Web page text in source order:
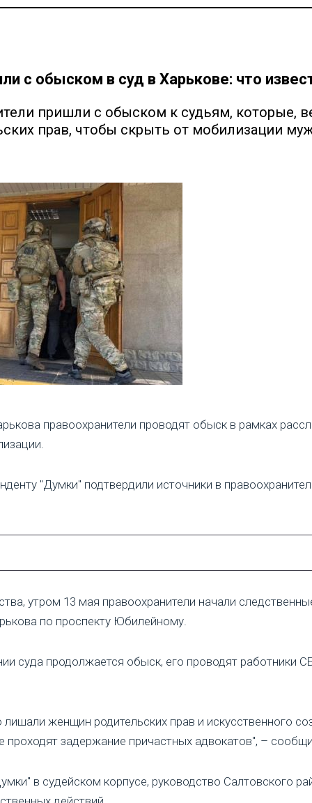
с обыском в суд в Харькове: что
пришли с обыском к судьям, которые,
прав, чтобы скрыть от мобилизации
правоохранители проводят обыск в рамках
"Думки" подтвердили источники в
утром 13 мая правоохранители начали
по проспекту Юбилейному.
суда продолжается обыск, его проводят работники
женщин родительских прав и искусственного
задержание причастных адвокатов", –
в судейском корпусе, руководство Салтовского